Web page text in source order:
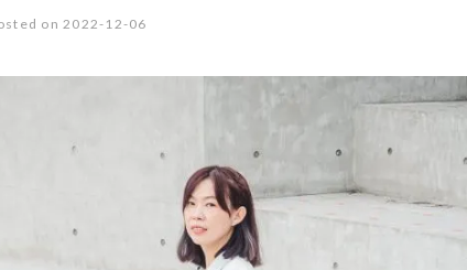
on 2022-12-06